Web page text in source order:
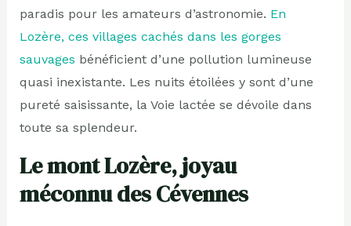
paradis pour les amateurs d’astronomie. En
Lozère, ces villages cachés dans les gorges
sauvages bénéficient d’une pollution lumineuse
quasi inexistante. Les nuits étoilées y sont d’une
pureté saisissante, la Voie lactée se dévoile dans
toute sa splendeur.
Le mont Lozère, joyau
méconnu des Cévennes